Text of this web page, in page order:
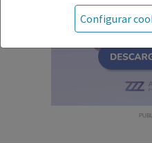
referida a productos del
tanto, dirigida a
facultados para prescribir
con ejercicio profesional.
fármacos se facilita a
Configurar